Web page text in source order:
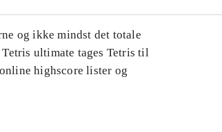
og ikke mindst det totale
ultimate tages Tetris til
highscore lister og